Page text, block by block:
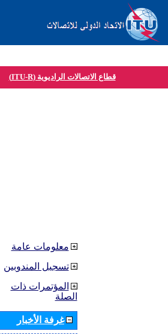
قطاع الاتصالات الراديوية (ITU-R)
معلومات عامة
تسجيل المندوبين
المؤتمرات ذات
الصلة
غرفة الأخبار